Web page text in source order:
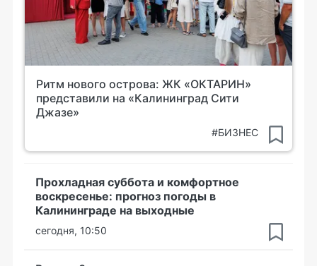
Ритм нового острова: ЖК «ОКТАРИН»
представили на «Калининград Сити
Джазе»
#БИЗНЕС
Прохладная суббота и комфортное
воскресенье: прогноз погоды в
Калининграде на выходные
сегодня, 10:50